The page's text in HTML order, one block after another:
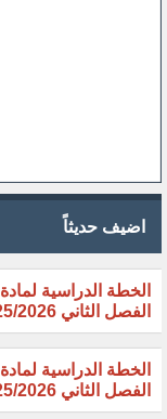
اضيف حديثاً
الخطة الدراسية
الفصل الثاني 2025/2026م
الخطة الدراسية
الفصل الثاني 2025/2026م